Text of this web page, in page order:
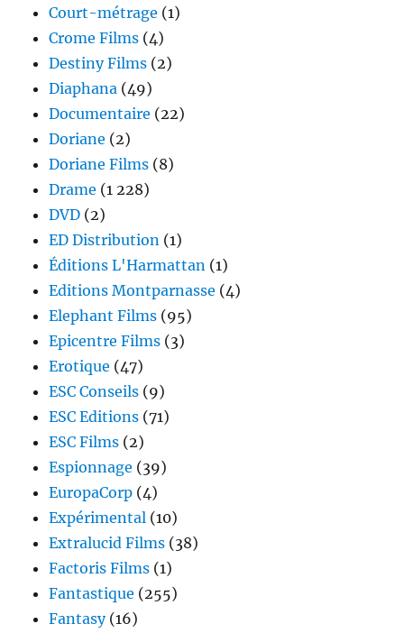
Court-métrage (1)
Crome Films (4)
Destiny Films (2)
Diaphana (49)
Documentaire (22)
Doriane (2)
Doriane Films (8)
Drame (1 228)
DVD (2)
ED Distribution (1)
Éditions L'Harmattan (1)
Editions Montparnasse (4)
Elephant Films (95)
Epicentre Films (3)
Erotique (47)
ESC Conseils (9)
ESC Editions (71)
ESC Films (2)
Espionnage (39)
EuropaCorp (4)
Expérimental (10)
Extralucid Films (38)
Factoris Films (1)
Fantastique (255)
Fantasy(16)